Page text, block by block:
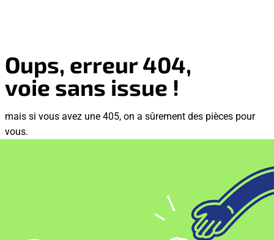
Oups, erreur 404,
voie sans issue !
mais si vous avez une 405, on a sûrement des pièces pour
vous.